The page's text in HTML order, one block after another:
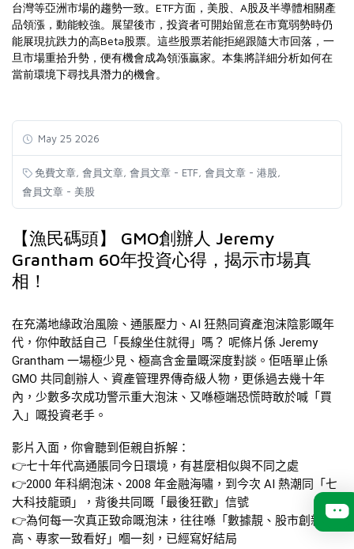
台灣等亞洲市場的趨勢一致。ETF方面，美股、A股及半導體相關產
品領漲，動能較強。展望後市，投資者可開始留意在市寬弱勢時仍
能展現抗跌力的高Beta股票。這些股票若能拒絕跟隨大市回落，一
旦市場重拾升勢，便有機會成為領漲贏家。本集將詳細分析如何在
當前環境下尋找具潛力的機會。
May 25 2026
免費文章 會員文章 會員文章 - ETF 會員文章 - 港股
會員文章 - 美股
【漁民碼頭】 GMO創辦人 Jeremy
Grantham 60年投資心得，揭示市場真
相！
在充滿地緣政治風險、通脹壓力、AI 狂熱同資產泡沫陰影嘅年
代，你仲敢話自己「長線坐住就得」嗎？ 呢條片係 Jeremy
Grantham 一場極少見、極高含金量嘅深度對談。佢唔單止係
GMO 共同創辦人、資產管理界傳奇級人物，更係過去幾十年
內，少數多次成功警示重大泡沫、又喺極端恐慌時敢於喊「買
入」嘅投資老手。
影片入面，你會聽到佢親自拆解：
👉七十年代高通脹同今日環境，有甚麼相似與不同之處
👉2000 年科網泡沫、2008 年金融海嘯，到今次 AI 熱潮同「七
大科技龍頭」，背後共同嘅「最後狂歡」信號
👉為何每一次真正致命嘅泡沫，往往喺「數據靚、股市創新
高、專家一致看好」嗰一刻，已經寫好結局